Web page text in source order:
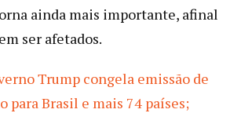
ainda mais importante, afinal
ser afetados.
Trump congela emissão de
para Brasil e mais 74 países;